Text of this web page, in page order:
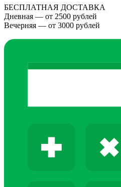
БЕСПЛАТНАЯ ДОСТАВКА
Дневная — от 2500 рублей
Вечерняя — от 3000 рублей